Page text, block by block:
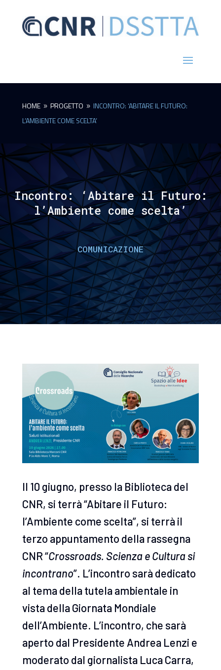
HOME 9 PROGETTO 9 INCONTRO: ‘ABITARE IL FUTURO:
L’AMBIENTE COME SCELTA’
Incontro: ‘Abitare il Futuro:
l’Ambiente come scelta’
COMUNICAZIONE
Il 10 giugno, presso la Biblioteca del
CNR, si terrà “Abitare il Futuro:
l’Ambiente come scelta”, si terrà il
terzo appuntamento della rassegna
CNR “Crossroads. Scienza e Cultura si
incontrano”. L’incontro sarà dedicato
al tema della tutela ambientale in
vista della Giornata Mondiale
dell’Ambiente. L’incontro, che sarà
aperto dal Presidente Andrea Lenzi e
moderato dal giornalista Luca Carra,